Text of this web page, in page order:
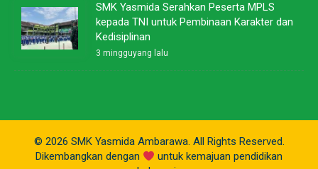
SMK Yasmida Serahkan Peserta MPLS
kepada TNI untuk Pembinaan Karakter dan
Kedisiplinan
3 mingguyang lalu
© 2026 SMK Yasmida Ambarawa. All Rights Reserved.
Dikembangkan dengan
untuk kemajuan pendidikan